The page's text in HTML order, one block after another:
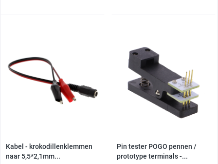
Kabel - krokodillenklemmen
naar 5,5*2,1mm...
Pin tester POGO pennen /
prototype terminals -...